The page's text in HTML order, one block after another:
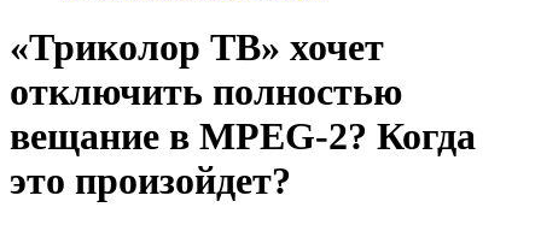
«Триколор ТВ» хочет
отключить полностью
вещание в MPEG-2? Когда
это произойдет?